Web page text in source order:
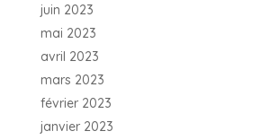
juin 2023
mai 2023
avril 2023
mars 2023
février 2023
janvier 2023